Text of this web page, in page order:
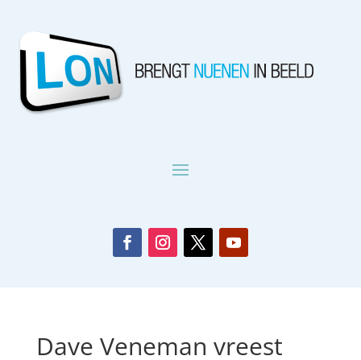
Dave Veneman vreest